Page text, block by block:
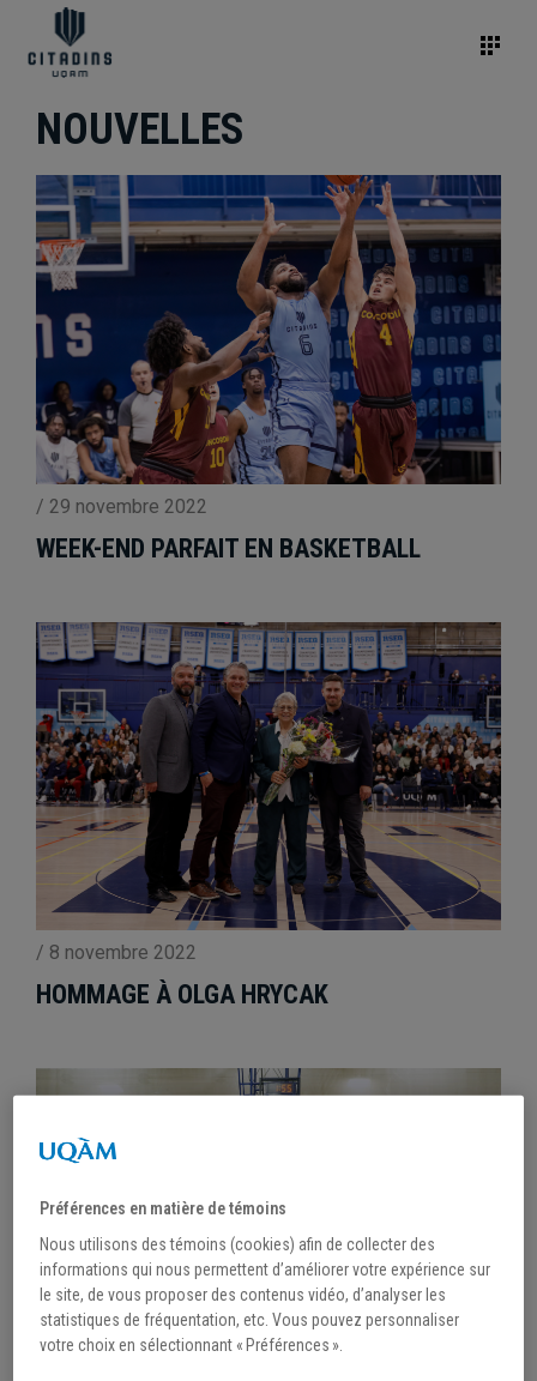
NOUVELLES
/ 29 novembre 2022
WEEK-END PARFAIT EN BASKETBALL
/ 8 novembre 2022
HOMMAGE À OLGA HRYCAK
Préférences en matière de témoins
Nous utilisons des témoins (cookies) afin de collecter des
informations qui nous permettent d’améliorer votre expérience sur
le site, de vous proposer des contenus vidéo, d’analyser les
statistiques de fréquentation, etc. Vous pouvez personnaliser
votre choix en sélectionnant « Préférences ».